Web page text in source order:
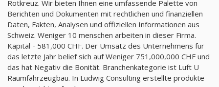
Rotkreuz. Wir bieten Ihnen eine umfassende Palette von
Berichten und Dokumenten mit rechtlichen und finanziellen
Daten, Fakten, Analysen und offiziellen Informationen aus
Schweiz. Weniger 10 menschen arbeiten in dieser Firma.
Kapital - 581,000 CHF. Der Umsatz des Unternehmens für
das letzte Jahr belief sich auf Weniger 751,000,000 CHF und
das hat Negativ die Bonität. Branchenkategorie ist Luft U
Raumfahrzeugbau. In Ludwig Consulting erstellte produkte